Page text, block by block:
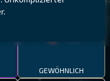
GEWÖHNLICH